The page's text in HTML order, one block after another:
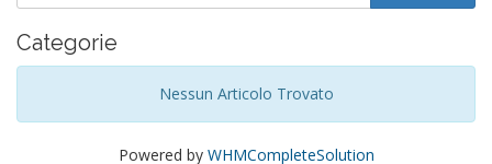
Categorie
Nessun Articolo Trovato
Powered by WHMCompleteSolution